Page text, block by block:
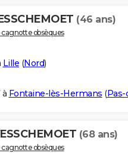
(46 ans)
obsèques
Lille (Nord)
Fontaine-lès-Hermans (Pas-
(68 ans)
obsèques